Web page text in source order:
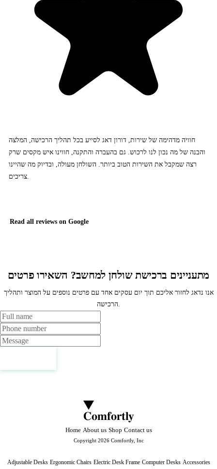
חוויה מדהימה של שירות, דורון דאג לסייע בכל תהליך הרכישה, המלצה
והבנה של מה נכון לנו לרכוש. גם בהעברה והתקנה, חווינו איש מקסים שרק
רצה שמקבל את השירות הטוב ביותר. השולחן מעולה, ובדיוק מה שהיינו
Read all reviews on Google
מתעניינים ברכישת שולחן למחשב? השאירו פרטים
אנו נדאג לחזור אליכם תוך יום עסקים אחד עם פרטים נוספים על המוצר ותהליך
Name
Phone
Message
Comfortly
Home About us Shop Contact us
Copyright 2026 Comfortly, Inc
Adjustable Desks Ergonomic Chairs Electric Desk Frame Computer Desks Accessories